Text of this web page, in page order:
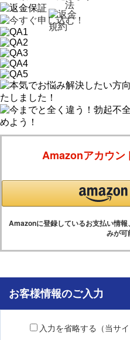
Amazonアカウン
Amazonに登録しているお支払い情
みが可
お客様情報のご入力
入力を省略する（当サ